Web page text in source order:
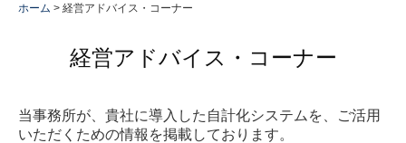
お役立ち情報
会計税務顧問（法人・個人）
ホーム 経営アドバイス・コーナー
経営アドバイス・コーナー
当事務所が、貴社に導入した自計化システムを、ご活用
いただくための情報を掲載しております。